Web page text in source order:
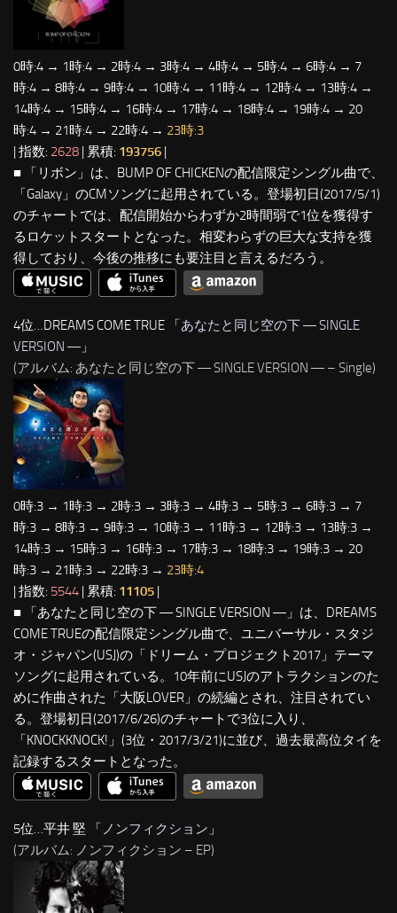
0時:4 → 1時:4 → 2時:4 → 3時:4 → 4時:4 → 5時:4 → 6時:4 → 7
時:4 → 8時:4 → 9時:4 → 10時:4 → 11時:4 → 12時:4 → 13時:4 →
14時:4 → 15時:4 → 16時:4 → 17時:4 → 18時:4 → 19時:4 → 20
時:4 → 21時:4 → 22時:4 → 23時:3
| 指数: 2628 | 累積: 193756 |
■ 「リボン」は、BUMP OF CHICKENの配信限定シングル曲で、
「Galaxy」のCMソングに起用されている。登場初日(2017/5/1)
のチャートでは、配信開始からわずか2時間弱で1位を獲得す
るロケットスタートとなった。相変わらずの巨大な支持を獲
得しており、今後の推移にも要注目と言えるだろう。
4位…DREAMS COME TRUE 「あなたと同じ空の下 ― SINGLE
VERSION ― 」
(アルバム: あなたと同じ空の下 ― SINGLE VERSION ― – Single)
0時:3 → 1時:3 → 2時:3 → 3時:3 → 4時:3 → 5時:3 → 6時:3 → 7
時:3 → 8時:3 → 9時:3 → 10時:3 → 11時:3 → 12時:3 → 13時:3 →
14時:3 → 15時:3 → 16時:3 → 17時:3 → 18時:3 → 19時:3 → 20
時:3 → 21時:3 → 22時:3 → 23時:4
| 指数: 5544 | 累積: 11105 |
■ 「あなたと同じ空の下 ― SINGLE VERSION ―」は、DREAMS
COME TRUEの配信限定シングル曲で、ユニバーサル・スタジ
オ・ジャパン(USJ)の「ドリーム・プロジェクト2017」テーマ
ソングに起用されている。10年前にUSJのアトラクションのた
めに作曲された「大阪LOVER」の続編とされ、注目されてい
る。登場初日(2017/6/26)のチャートで3位に入り、
「KNOCKKNOCK!」(3位・2017/3/21)に並び、過去最高位タイを
記録するスタートとなった。
5位…平井 堅 「 ノンフィクション 」
(アルバム: ノンフィクション – EP)